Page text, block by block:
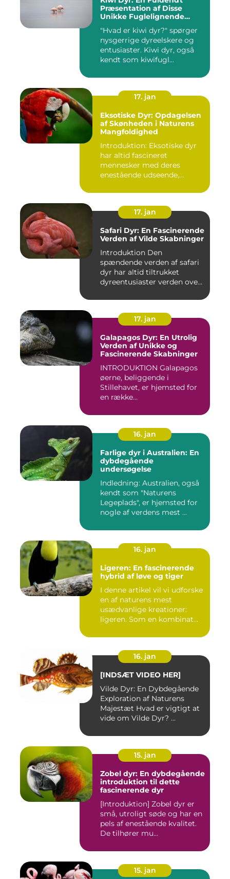
Præsentation af Disse
Unikke Fuglelignende
"Hvad er kiwi dyr?" spørger
nysgerrige dyreelskere og
entusiaster. Kiwi dyr, også
kendt som kiwifugl...
17. jan
Eksotiske Dyr: Opdagelsen
af Skønheden i Naturens
Mangfoldighed
Introduktion: Eksotiske dyr
har altid fascineret
mennesker med deres
enestående udseende,
17. jan
Safari Dyr: En Fascinerende
Verden af Vilde Skabninger
Introduktion Den
spændende verden af safari
dyr har altid tiltrukket
dyreentusiaster verden over.
17. jan
Galapagos Dyr: En Utrolig
Verden af Unikke og
Fascinerende Skabninger
INTRODUKTION Galapagos
øerne, beliggende i
Stillehavet, er hjemsted for
en række
16. jan
Farlige dyr i Australien: En
dybdegående
undersøgelse
Indledning: Australien, også
kendt som "Naturens
Legeplads", er hjemsted for
nogle af verdens mest ...
16. jan
Ligeren: En fascinerende
hybrid af løve og tiger
I denne artikel vil vi udforske
en af naturens mest
usædvanlige kreationer:
ligeren. Som en kombinat...
16. jan
[INDSÆT VIDEO HER]
Vilde Dyr: En Dybdegående
Exploration af Naturens
Majestæt Hvad er vigtigt at
vide om Vilde Dyr? ...
15. jan
Zobel dyr: En dybdegående
introduktion til dette
fascinerende dyr
[Introduktion] Zobel dyr er
små, utroligt søde og har en
pels af enestående kvalitet.
De tilhører mu...
15. jan